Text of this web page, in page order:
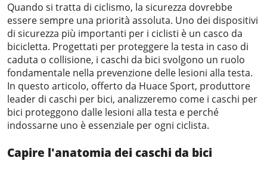
Quando si tratta di ciclismo, la sicurezza dovrebbe
essere sempre una priorità assoluta. Uno dei dispositivi
di sicurezza più importanti per i ciclisti è un casco da
bicicletta. Progettati per proteggere la testa in caso di
caduta o collisione, i caschi da bici svolgono un ruolo
fondamentale nella prevenzione delle lesioni alla testa.
In questo articolo, offerto da Huace Sport, produttore
leader di caschi per bici, analizzeremo come i caschi per
bici proteggono dalle lesioni alla testa e perché
indossarne uno è essenziale per ogni ciclista.
Capire l'anatomia dei caschi da bici